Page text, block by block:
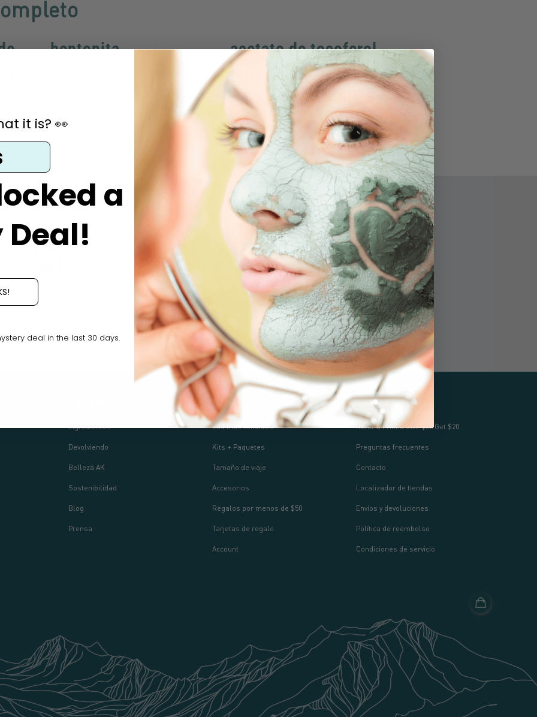
bentonita
acetato de tocoferol
(vitamina e)
1 lectura mínima
Ver artículo completo
back is everything. We humbly
2% (yes, 2 x 1%) of annual
to our thoughtfully selected
We pledge our ingredients and
products are cruelty-free (free of
animal testing) at all stages of
product development.
The mother bear and her cub logo
signify our products are 51%+ hand-
harvested, handcrafted and
manufactured in Alaska.
Ingredientes
Devolviendo
Belleza AK
Sostenibilidad
Blog
Prensa
Comercio
Los más vendidos
Kits + Paquetes
Tamaño de viaje
Accesorios
Regalos por menos de $50
Tarjetas de regalo
Account
Apoyo
Refer a Friend Give $20 Get $20
Preguntas frecuentes
Contacto
Localizador de tiendas
Envíos y devoluciones
Política de reembolso
Condiciones de servicio
it is? 👀
a
deal in the last 30 days.